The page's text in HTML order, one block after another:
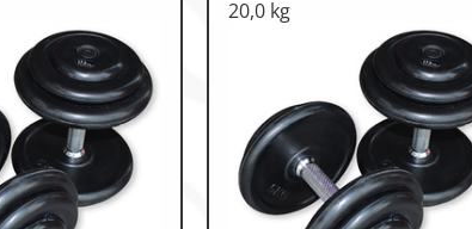
Training, Vereinsbedarf
Turnen, Gymnastik, Ballett
Volleyball, Beachvolleyball
Wassersport
20,0 kg